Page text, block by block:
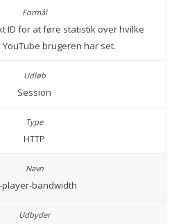
ID for at føre statistik over hvilke
brugeren har set.
Session
HTTP
player-bandwidth